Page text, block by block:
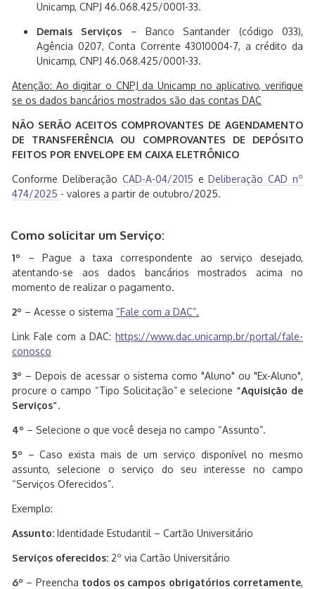
Unicamp, CNPJ 46.068.425/0001-33.
Demais Serviços – Banco Santander (código 033),
Agência 0207, Conta Corrente 43010004-7, a crédito da
Unicamp, CNPJ 46.068.425/0001-33.
Atenção: Ao digitar o CNPJ da Unicamp no aplicativo, verifique
se os dados bancários mostrados são das contas DAC
NÃO SERÃO ACEITOS COMPROVANTES DE AGENDAMENTO
DE TRANSFERÊNCIA OU COMPROVANTES DE DEPÓSITO
FEITOS POR ENVELOPE EM CAIXA ELETRÔNICO
Conforme Deliberação CAD-A-04/2015 eDeliberação CAD nº
474/2025 - valores a partir de outubro/2025.
Como solicitar um Serviço:
1º – Pague a taxa correspondente ao serviço desejado,
atentando-se aos dados bancários mostrados acima no
momento de realizar o pagamento.
2º – Acesse o sistema “Fale com a DAC”.
Link Fale com a DAC: https://www.dac.unicamp.br/portal/fale-
conosco
3º – Depois de acessar o sistema como "Aluno" ou "Ex-Aluno",
procure o campo “Tipo Solicitação” e selecione “Aquisição de
Serviços”.
4º – Selecione o que você deseja no campo “Assunto”.
5º – Caso exista mais de um serviço disponível no mesmo
assunto, selecione o serviço do seu interesse no campo
“Serviços Oferecidos”.
Exemplo:
Assunto: Identidade Estudantil – Cartão Universitário
Serviços oferecidos: 2º via Cartão Universitário
6º – Preencha todos os campos obrigatórios corretamente,